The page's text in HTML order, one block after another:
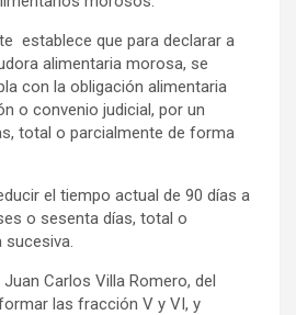
establece que para declarar a
alimentaria morosa, se
con la obligación alimentaria
o convenio judicial, por un
total o parcialmente de forma
el tiempo actual de 90 días a
o sesenta días, total o
Carlos Villa Romero, del
las fracción V y VI, y